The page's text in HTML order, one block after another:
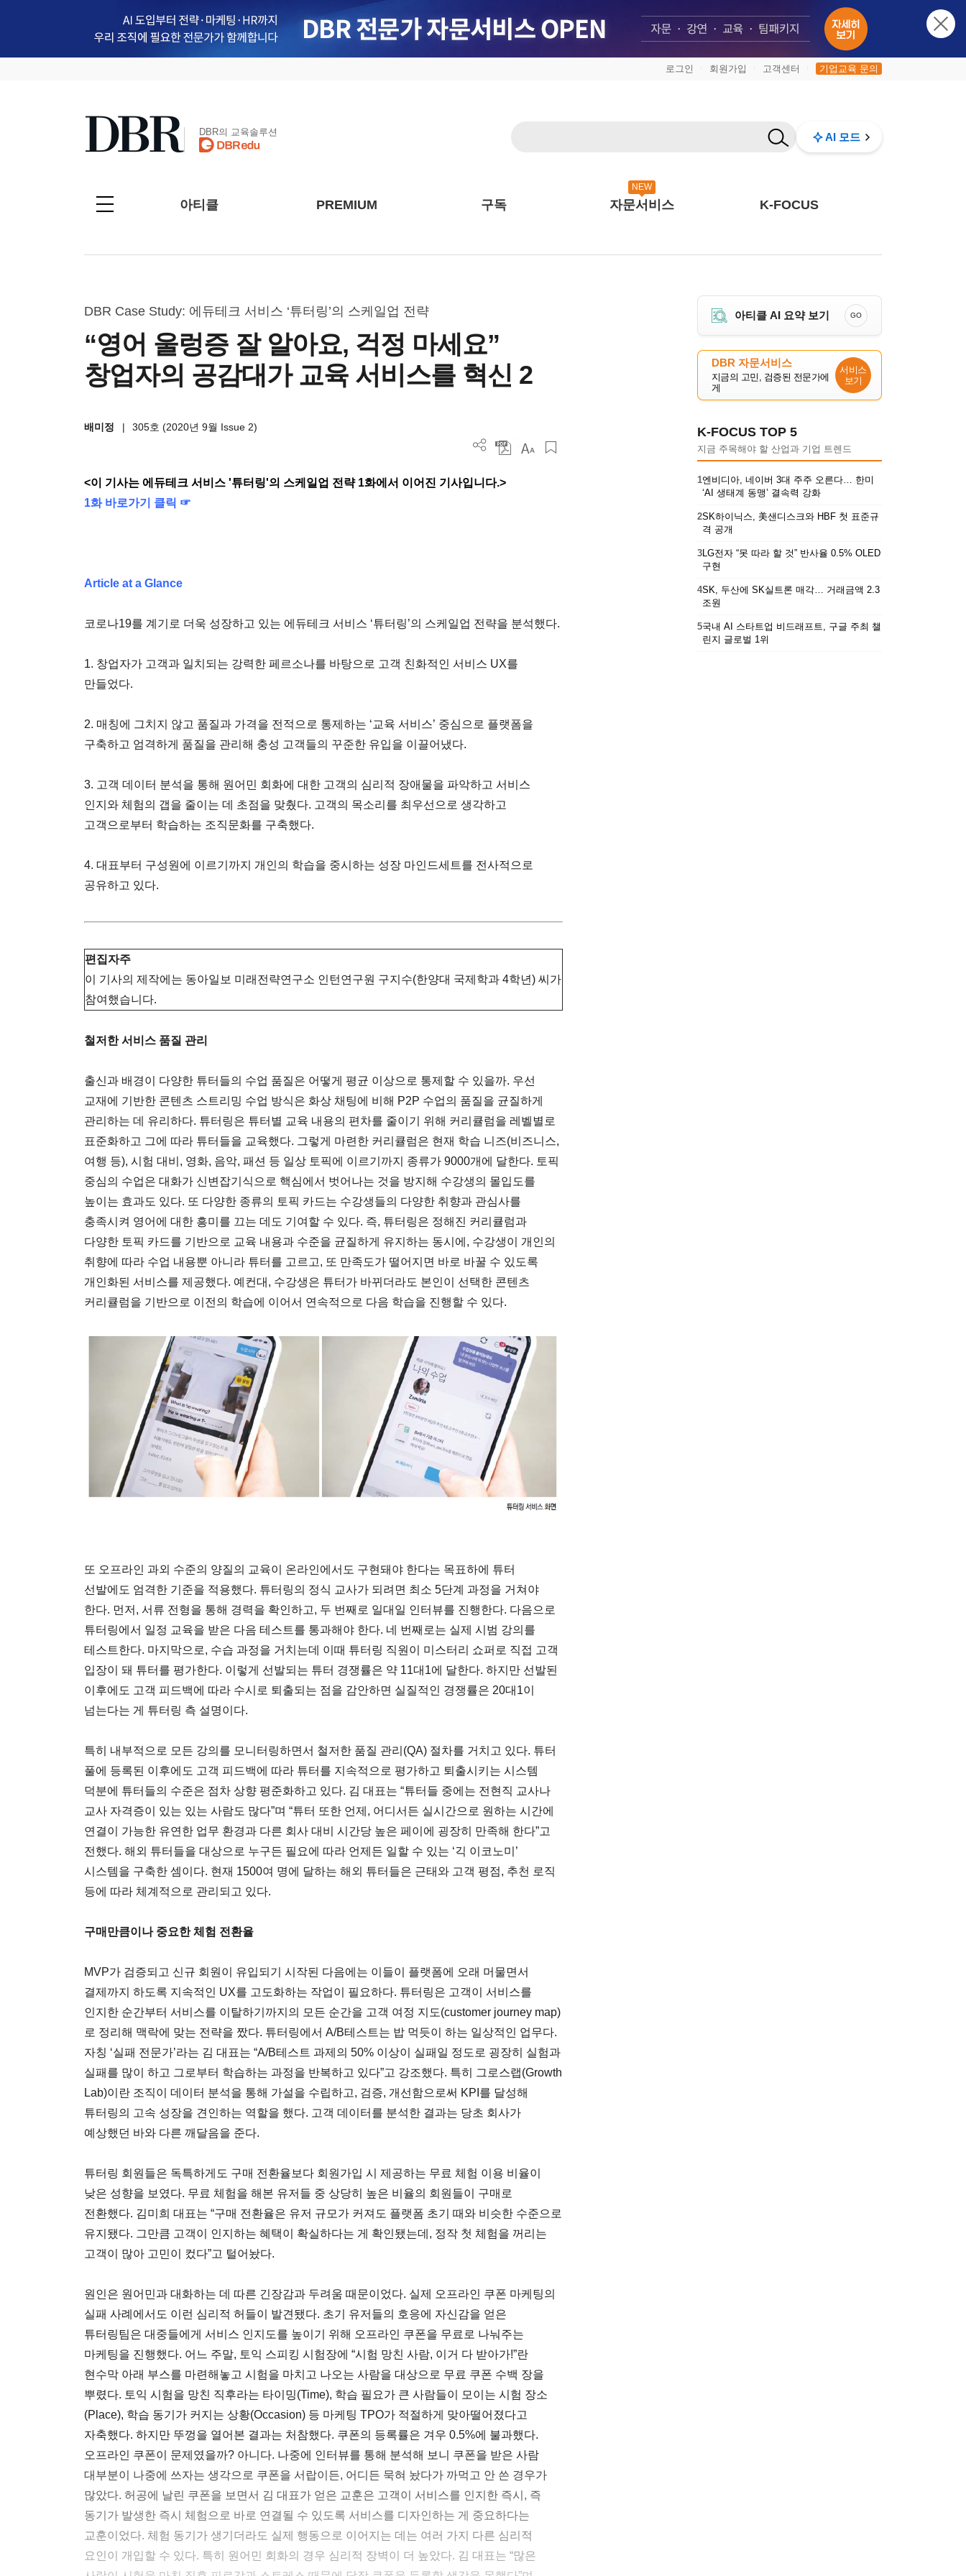
로그인 회원가입 고객센터 기업교육 문의
DBR의 교육솔루션 AI 모드
아티클 PREMIUM 구독
NEW
자문서비스 K-FOCUS
DBR Case Study: 에듀테크 서비스 ‘튜터링’의 스케일업 전략
“영어 울렁증 잘 알아요, 걱정 마세요”
창업자의 공감대가 교육 서비스를 혁신 2
배미정 | 305호 (2020년 9월 Issue 2)
<이 기사는 에듀테크 서비스 '튜터링'의 스케일업 전략 1화에서 이어진 기사입니다.>
1화 바로가기 클릭 ☞
Article at a Glance
코로나19를 계기로 더욱 성장하고 있는 에듀테크 서비스 ‘튜터링’의 스케일업 전략을 분석했다.
1. 창업자가 고객과 일치되는 강력한 페르소나를 바탕으로 고객 친화적인 서비스 UX를
만들었다.
2. 매칭에 그치지 않고 품질과 가격을 전적으로 통제하는 ‘교육 서비스’ 중심으로 플랫폼을
구축하고 엄격하게 품질을 관리해 충성 고객들의 꾸준한 유입을 이끌어냈다.
3. 고객 데이터 분석을 통해 원어민 회화에 대한 고객의 심리적 장애물을 파악하고 서비스
인지와 체험의 갭을 줄이는 데 초점을 맞췄다. 고객의 목소리를 최우선으로 생각하고
고객으로부터 학습하는 조직문화를 구축했다.
4. 대표부터 구성원에 이르기까지 개인의 학습을 중시하는 성장 마인드세트를 전사적으로
공유하고 있다.
편집자주
이 기사의 제작에는 동아일보 미래전략연구소 인턴연구원 구지수(한양대 국제학과 4학년) 씨가
참여했습니다.
철저한 서비스 품질 관리
출신과 배경이 다양한 튜터들의 수업 품질은 어떻게 평균 이상으로 통제할 수 있을까. 우선
교재에 기반한 콘텐츠 스트리밍 수업 방식은 화상 채팅에 비해 P2P 수업의 품질을 균질하게
관리하는 데 유리하다. 튜터링은 튜터별 교육 내용의 편차를 줄이기 위해 커리큘럼을 레벨별로
표준화하고 그에 따라 튜터들을 교육했다. 그렇게 마련한 커리큘럼은 현재 학습 니즈(비즈니스,
여행 등), 시험 대비, 영화, 음악, 패션 등 일상 토픽에 이르기까지 종류가 9000개에 달한다. 토픽
중심의 수업은 대화가 신변잡기식으로 핵심에서 벗어나는 것을 방지해 수강생의 몰입도를
높이는 효과도 있다. 또 다양한 종류의 토픽 카드는 수강생들의 다양한 취향과 관심사를
충족시켜 영어에 대한 흥미를 끄는 데도 기여할 수 있다. 즉, 튜터링은 정해진 커리큘럼과
다양한 토픽 카드를 기반으로 교육 내용과 수준을 균질하게 유지하는 동시에, 수강생이 개인의
취향에 따라 수업 내용뿐 아니라 튜터를 고르고, 또 만족도가 떨어지면 바로 바꿀 수 있도록
개인화된 서비스를 제공했다. 예컨대, 수강생은 튜터가 바뀌더라도 본인이 선택한 콘텐츠
커리큘럼을 기반으로 이전의 학습에 이어서 연속적으로 다음 학습을 진행할 수 있다.
또 오프라인 과외 수준의 양질의 교육이 온라인에서도 구현돼야 한다는 목표하에 튜터
선발에도 엄격한 기준을 적용했다. 튜터링의 정식 교사가 되려면 최소 5단계 과정을 거쳐야
한다. 먼저, 서류 전형을 통해 경력을 확인하고, 두 번째로 일대일 인터뷰를 진행한다. 다음으로
튜터링에서 일정 교육을 받은 다음 테스트를 통과해야 한다. 네 번째로는 실제 시범 강의를
테스트한다. 마지막으로, 수습 과정을 거치는데 이때 튜터링 직원이 미스터리 쇼퍼로 직접 고객
입장이 돼 튜터를 평가한다. 이렇게 선발되는 튜터 경쟁률은 약 11대1에 달한다. 하지만 선발된
이후에도 고객 피드백에 따라 수시로 퇴출되는 점을 감안하면 실질적인 경쟁률은 20대1이
넘는다는 게 튜터링 측 설명이다.
특히 내부적으로 모든 강의를 모니터링하면서 철저한 품질 관리(QA) 절차를 거치고 있다. 튜터
풀에 등록된 이후에도 고객 피드백에 따라 튜터를 지속적으로 평가하고 퇴출시키는 시스템
덕분에 튜터들의 수준은 점차 상향 평준화하고 있다. 김 대표는 “튜터들 중에는 전현직 교사나
교사 자격증이 있는 있는 사람도 많다”며 “튜터 또한 언제, 어디서든 실시간으로 원하는 시간에
연결이 가능한 유연한 업무 환경과 다른 회사 대비 시간당 높은 페이에 굉장히 만족해 한다”고
전했다. 해외 튜터들을 대상으로 누구든 필요에 따라 언제든 일할 수 있는 ‘긱 이코노미’
시스템을 구축한 셈이다. 현재 1500여 명에 달하는 해외 튜터들은 근태와 고객 평점, 추천 로직
등에 따라 체계적으로 관리되고 있다.
구매만큼이나 중요한 체험 전환율
MVP가 검증되고 신규 회원이 유입되기 시작된 다음에는 이들이 플랫폼에 오래 머물면서
결제까지 하도록 지속적인 UX를 고도화하는 작업이 필요하다. 튜터링은 고객이 서비스를
인지한 순간부터 서비스를 이탈하기까지의 모든 순간을 고객 여정 지도(customer journey map)
로 정리해 맥락에 맞는 전략을 짰다. 튜터링에서 A/B테스트는 밥 먹듯이 하는 일상적인 업무다.
자칭 ‘실패 전문가’라는 김 대표는 “A/B테스트 과제의 50% 이상이 실패일 정도로 굉장히 실험과
실패를 많이 하고 그로부터 학습하는 과정을 반복하고 있다”고 강조했다. 특히 그로스랩(Growth
Lab)이란 조직이 데이터 분석을 통해 가설을 수립하고, 검증, 개선함으로써 KPI를 달성해
튜터링의 고속 성장을 견인하는 역할을 했다. 고객 데이터를 분석한 결과는 당초 회사가
예상했던 바와 다른 깨달음을 준다.
튜터링 회원들은 독특하게도 구매 전환율보다 회원가입 시 제공하는 무료 체험 이용 비율이
낮은 성향을 보였다. 무료 체험을 해본 유저들 중 상당히 높은 비율의 회원들이 구매로
전환했다. 김미희 대표는 “구매 전환율은 유저 규모가 커져도 플랫폼 초기 때와 비슷한 수준으로
유지됐다. 그만큼 고객이 인지하는 혜택이 확실하다는 게 확인됐는데, 정작 첫 체험을 꺼리는
고객이 많아 고민이 컸다”고 털어놨다.
원인은 원어민과 대화하는 데 따른 긴장감과 두려움 때문이었다. 실제 오프라인 쿠폰 마케팅의
실패 사례에서도 이런 심리적 허들이 발견됐다. 초기 유저들의 호응에 자신감을 얻은
튜터링팀은 대중들에게 서비스 인지도를 높이기 위해 오프라인 쿠폰을 무료로 나눠주는
마케팅을 진행했다. 어느 주말, 토익 스피킹 시험장에 “시험 망친 사람, 이거 다 받아가!”란
현수막 아래 부스를 마련해놓고 시험을 마치고 나오는 사람을 대상으로 무료 쿠폰 수백 장을
뿌렸다. 토익 시험을 망친 직후라는 타이밍(Time), 학습 필요가 큰 사람들이 모이는 시험 장소
(Place), 학습 동기가 커지는 상황(Occasion) 등 마케팅 TPO가 적절하게 맞아떨어졌다고
자축했다. 하지만 뚜껑을 열어본 결과는 처참했다. 쿠폰의 등록률은 겨우 0.5%에 불과했다.
오프라인 쿠폰이 문제였을까? 아니다. 나중에 인터뷰를 통해 분석해 보니 쿠폰을 받은 사람
대부분이 나중에 쓰자는 생각으로 쿠폰을 서랍이든, 어디든 묵혀 놨다가 까먹고 안 쓴 경우가
많았다. 허공에 날린 쿠폰을 보면서 김 대표가 얻은 교훈은 고객이 서비스를 인지한 즉시, 즉
동기가 발생한 즉시 체험으로 바로 연결될 수 있도록 서비스를 디자인하는 게 중요하다는
교훈이었다. 체험 동기가 생기더라도 실제 행동으로 이어지는 데는 여러 가지 다른 심리적
요인이 개입할 수 있다. 특히 원어민 회화의 경우 심리적 장벽이 더 높았다. 김 대표는 “많은
아티클 AI 요약 보기 GO
DBR 자문서비스
지금의 고민, 검증된 전문가에
게
서비스
보기
K-FOCUS TOP 5
지금 주목해야 할 산업과 기업 트렌드
1엔비디아, 네이버 3대 주주 오른다… 한미
‘AI 생태계 동맹’ 결속력 강화
2SK하이닉스, 美샌디스크와 HBF 첫 표준규
격 공개
3LG전자 “못 따라 할 것” 반사율 0.5% OLED
구현
4SK, 두산에 SK실트론 매각… 거래금액 2.3
조원
5국내 AI 스타트업 비드래프트, 구글 주최 챌
린지 글로벌 1위